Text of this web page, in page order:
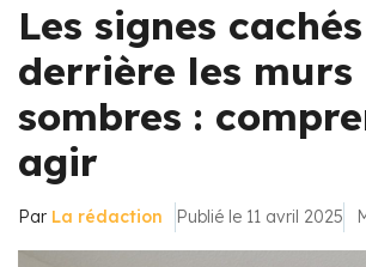
Les signes cachés
derrière les murs
sombres :
agir
Par La rédaction Publié le 11 avril 2025